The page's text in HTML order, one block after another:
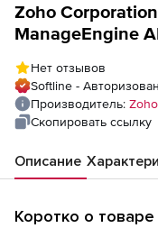
Zoho
ManageEngine
Annual), fee for
Нет отзывов
Softline -
Производитель:
Скопировать ссылку
Описание
Коротко о товаре